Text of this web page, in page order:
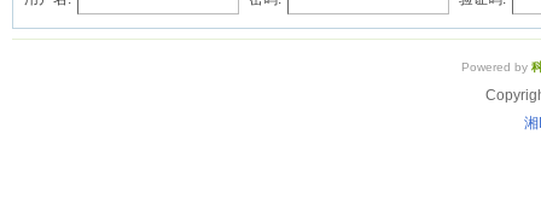
Powered by